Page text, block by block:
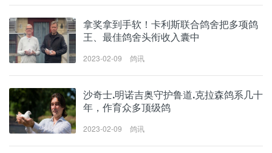
拿奖拿到手软！卡利斯联合鸽舍把多项鸽
王、最佳鸽舍头衔收入囊中
2023-02-09 鸽讯
沙奇士.明诺吉奥守护鲁道.克拉森鸽系几十
年，作育众多顶级鸽
2023-02-09 鸽讯